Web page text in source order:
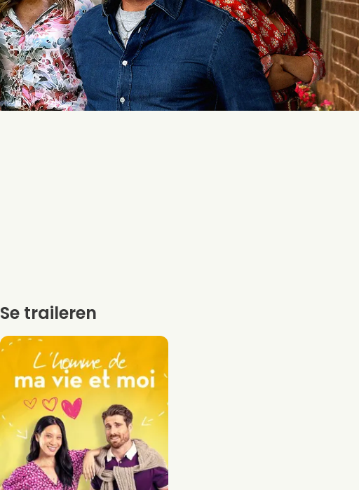
Se traileren